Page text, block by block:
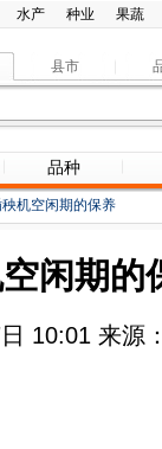
水产 种业 果蔬
县市
品种
机空闲期的保养
闲期的
10:01 来源